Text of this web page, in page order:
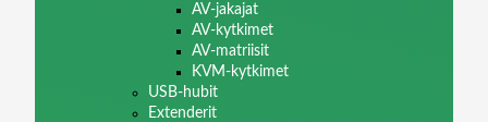
AV-jakajat
AV-kytkimet
AV-matriisit
KVM-kytkimet
USB-hubit
Extenderit